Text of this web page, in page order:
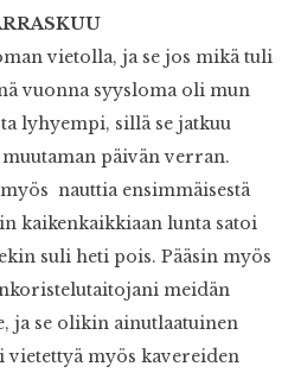
vietolla, ja se jos mikä tuli
vuonna syysloma oli mun
lyhyempi, sillä se jatkuu
päivän verran.
nauttia ensimmäisestä
kaikenkaikkiaan lunta satoi
suli heti pois. Pääsin myös
meidän
ja se olikin ainutlaatuinen
vietettyä myös kavereiden